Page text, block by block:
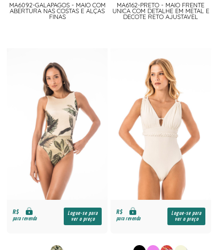
MA6092-GALAPAGOS - MAIO COM
ABERTURA NAS COSTAS E ALÇAS
FINAS
MA6162-PRETO - MAIO FRENTE
UNICA COM DETALHE EM METAL E
DECOTE RETO AJUSTAVEL
R$
para revenda
Logue-se para
ver o preço
R$
para revenda
Logue-se para
ver o preço